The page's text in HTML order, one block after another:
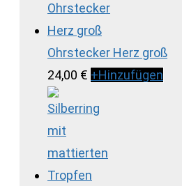
Ohrstecker Herz groß
24,00 € +Hinzufügen